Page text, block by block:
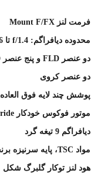
فرمت لنز Mount F/FX
محدوده دیافراگم: f/1.4 تا f/16
دو عنصر FLD و پنج عنصر SLD
دو عنصر کروی
پوشش چند لایه فوق العاده
موتور فوکوس خودکار Hyper Sonic، Override دستی
دیافراگم 9 تیغه گرد
مواد TSC، پایه سرنیزه برنجی
هود لنز توکار گلبرگ شکل